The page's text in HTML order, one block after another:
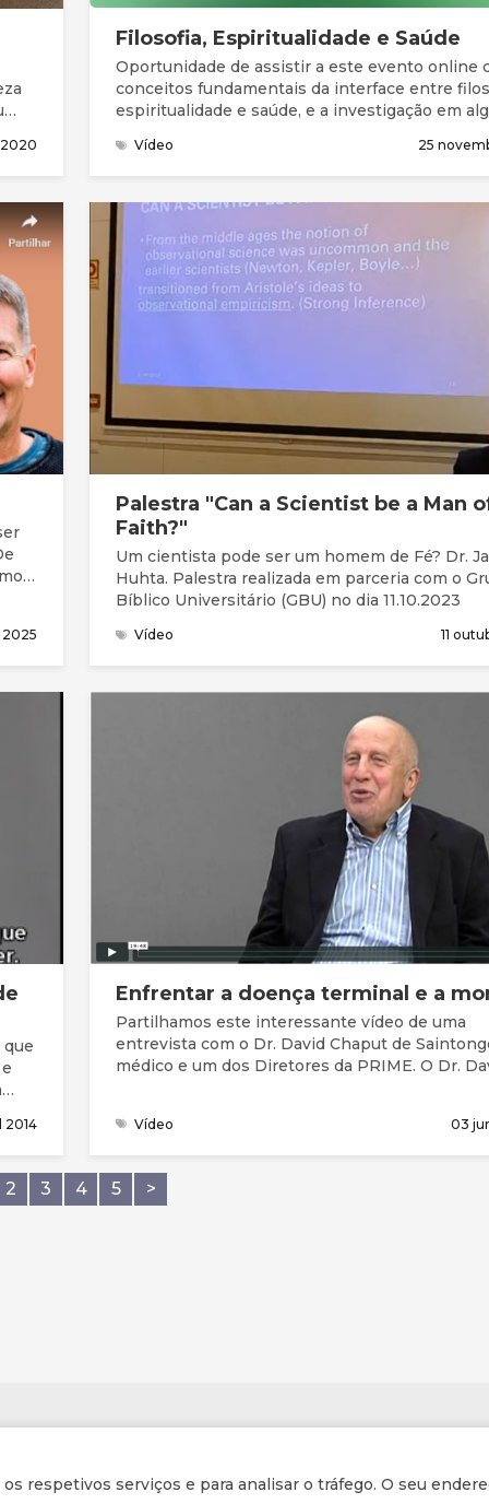
respetivos serviços e para analisar o tráfego. O seu
Filosofia, Espiritualidade e Saúde
Oportunidade de assistir a este evento online
conceitos fundamentais da interface entre
espiritualidade e saúde, e a investigação em
Vídeo 25
2025
Palestra "Can a Scientist be a Man
Faith?"
Um cientista pode ser um homem de Fé? Dr.
Huhta. Palestra realizada em parceria com o
Bíblico Universitário (GBU) no dia 11.10.2023
Vídeo 11
2014
Enfrentar a doença terminal e a
Partilhamos este interessante vídeo de uma
entrevista com o Dr. David Chaput de
médico e um dos Diretores da PRIME. O Dr.
Vídeo 03
2 3 4 5 >